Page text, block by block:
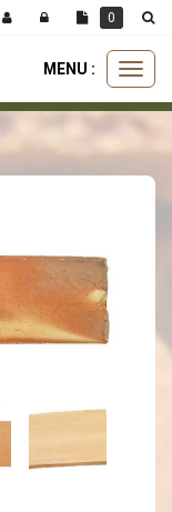
menu
MENU :
0